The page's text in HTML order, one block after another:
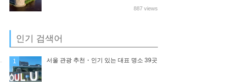
887 views
인기 검색어
1 서울 관광 추천・인기 있는 대표 명소 39곳